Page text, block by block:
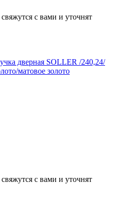
с вами и уточнят
матовое золото
с вами и уточнят